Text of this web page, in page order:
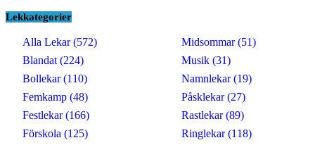
Lekkategorier
Alla Lekar (572)
Blandat (224)
Bollekar (110)
Femkamp (48)
Festlekar (166)
Förskola (125)
Midsommar (51)
Musik (31)
Namnlekar (19)
Påsklekar (27)
Rastlekar (89)
Ringlekar (118)